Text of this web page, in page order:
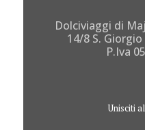
Dolciviaggi di
14/8 S.
P.Iva
Unisciti